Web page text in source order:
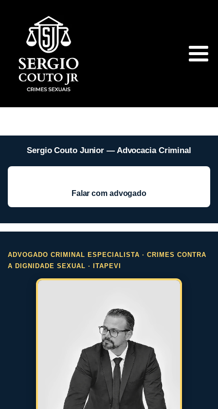
Sergio Couto Junior — Advocacia Criminal
Falar com advogado
ADVOGADO CRIMINAL ESPECIALISTA · CRIMES CONTRA
A DIGNIDADE SEXUAL · ITAPEVI